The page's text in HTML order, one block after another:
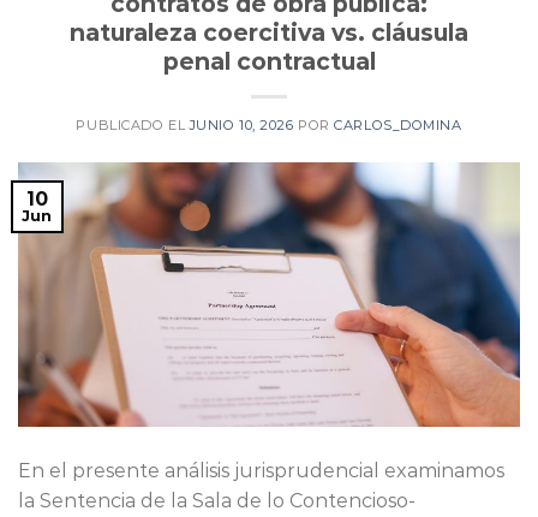
naturaleza coercitiva vs. cláusula
penal contractual
PUBLICADO ELJUNIO 10, 2026 PORCARLOS_DOMINA
10
Jun
En el presente análisis jurisprudencial examinamos
la Sentencia de la Sala de lo Contencioso-